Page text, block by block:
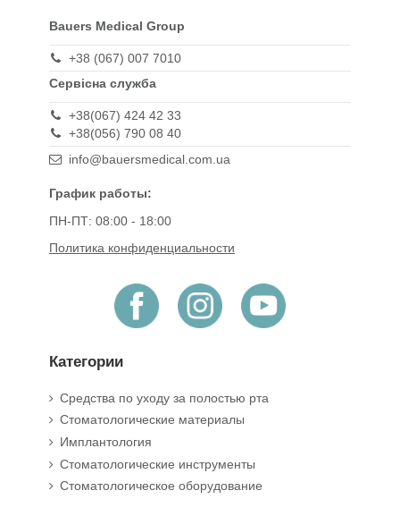
Bauers Medical Group
+38 (067) 007 7010
Сервісна служба
+38(067) 424 42 33
+38(056) 790 08 40
info@bauersmedical.com.ua
График работы:
ПН-ПТ: 08:00 - 18:00
Политика конфиденциальности
Категории
Средства по уходу за полостью рта
Стоматологические материалы
Имплантология
Стоматологические инструменты
Стоматологическое оборудование